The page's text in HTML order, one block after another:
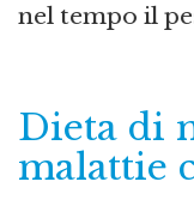
nel tempo il
Dieta di
malattie